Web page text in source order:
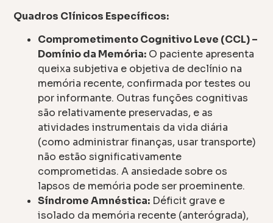
Quadros Clínicos Específicos:
Comprometimento Cognitivo Leve (CCL) –
Domínio da Memória: O paciente apresenta
queixa subjetiva e objetiva de declínio na
memória recente, confirmada por testes ou
por informante. Outras funções cognitivas
são relativamente preservadas, e as
atividades instrumentais da vida diária
(como administrar finanças, usar transporte)
não estão significativamente
comprometidas. A ansiedade sobre os
lapsos de memória pode ser proeminente.
Síndrome Amnéstica: Déficit grave e
isolado da memória recente (anterógrada),